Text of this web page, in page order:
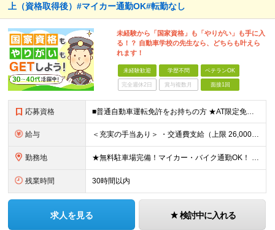
上（資格取得後）#マイカー通勤OK#転勤なし
未経験から「国家資格」も「やりがい」も手に入
る！？ 自動車学校の先生なら、どちらも叶えら
れます！
未経験歓迎 学歴不問 ベテランOK
完全週休2日 賞与複数月 面接1回
応募資格 ■普通自動車運転免許をお持ちの方 ★AT限定免許でも応募可能です。入社後に限定解除をします。 ■学歴不問 ★職種・業界未経験、社会人経験10年以上の方も大歓迎！ ≪こんな方にピッタリ≫ □ 人と関わ
給与 ＜充実の手当あり＞ ・交通費支給（上限 26,000円/月） ・精皆勤手当（20,000円） ・住宅手当（10,000円） ・家族手当（扶養：1人目10,000円、2人目以降5,000円 ※上限25,
勤務地 ★無料駐車場完備！マイカー・バイク通勤OK！ ★自然に囲まれた広々とした教習コースです！ 【スマートドライバースクール富士山】 静岡県裾野市須山2837番地の1 ※1年以内での他校の応援としての転
残業時間 30時間以内
求人を見る 検討中に入れる